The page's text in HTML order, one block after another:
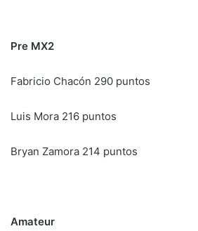
Pre MX2
Fabricio Chacón 290 puntos
Luis Mora 216 puntos
Bryan Zamora 214 puntos
Amateur